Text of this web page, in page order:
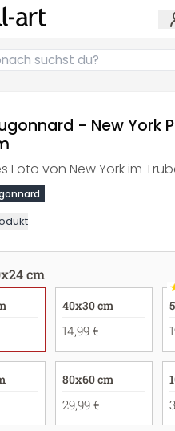
- New York
Foto von New York im
cm
40x30 cm
14,99 €
80x60 cm
29,99 €